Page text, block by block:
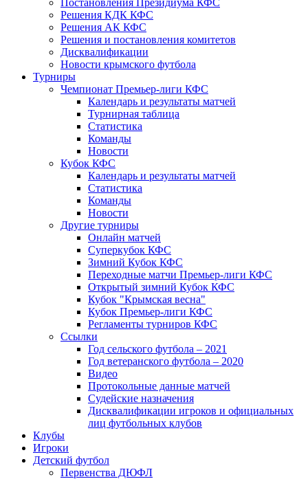
Постановления Президиума КФС
Решения КДК КФС
Решения АК КФС
Решения и постановления комитетов
Дисквалификации
Новости крымского футбола
Турниры
Чемпионат Премьер-лиги КФС
Календарь и результаты матчей
Турнирная таблица
Статистика
Команды
Новости
Кубок КФС
Календарь и результаты матчей
Статистика
Команды
Новости
Другие турниры
Онлайн матчей
Суперкубок КФС
Зимний Кубок КФС
Переходные матчи Премьер-лиги КФС
Открытый зимний Кубок КФС
Кубок "Крымская весна"
Кубок Премьер-лиги КФС
Регламенты турниров КФС
Ссылки
Год сельского футбола – 2021
Год ветеранского футбола – 2020
Видео
Протокольные данные матчей
Судейские назначения
Дисквалификации игроков и официальных
лиц футбольных клубов
Клубы
Игроки
Детский футбол
Первенства ДЮФЛ